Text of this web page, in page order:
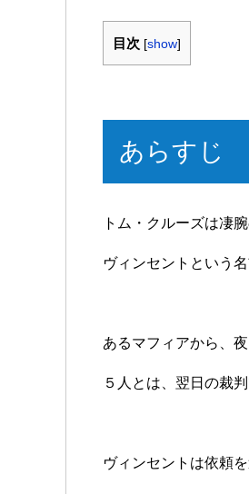
目次 [show]
あらすじ
トム・クルーズは凄
ヴィンセントという
あるマフィアから、
５人とは、翌日の裁
ヴィンセントは依頼